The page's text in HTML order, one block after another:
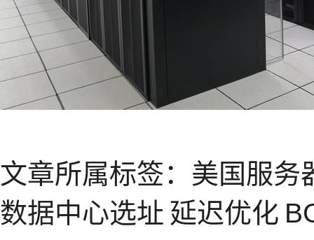
文章所属标签： 美国服务
数据中心选址 延迟优化